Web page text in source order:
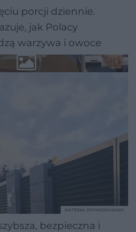
porcji dziennie.
jak Polacy
warzywa i owoce
bezpieczna i
MATERIAŁ SPONSOROWANY